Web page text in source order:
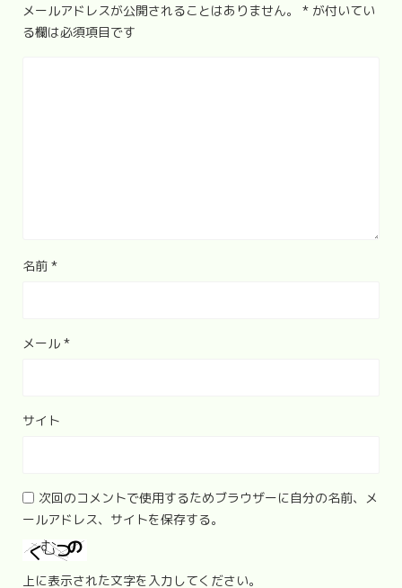
メールアドレスが公開されることはありません。 * が付いてい
る欄は必須項目です
名前 *
メール *
サイト
次回のコメントで使用するためブラウザーに自分の名前、メ
ールアドレス、サイトを保存する。
上に表示された文字を入力してください。